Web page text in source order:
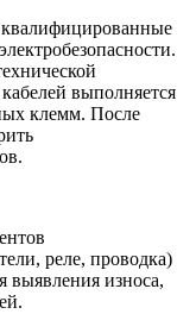
выполняется
клемм. После
реле, проводка)
выявления износа,